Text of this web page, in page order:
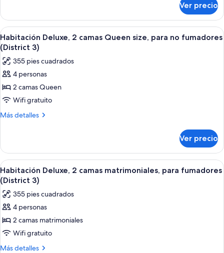
para
no
fumadores
(District
3)
Deluxe,
camas
matrimoniales,
para
no
fumadores
(District
3)
Ver precio
Abrir
todas
las
fotos
de
Habitación
Deluxe,
2
size,
para
no
fumadores
(District
3)
Habitación de hotel con dos camas,
5
Habitación Deluxe, 2 camas Queen size, para no fumadores
(District 3)
355 pies cuadrados
4 personas
2 camas Queen
Wifi gratuito
Más detalles
Más
Deluxe,
camas
Queen
size,
para
no
fumadores
(District
3)
Ver precio
Abrir
todas
las
fotos
de
Habitación
Deluxe,
2
Habitación de hotel con dos camas,
5
Habitación Deluxe, 2 camas matrimoniales, para fumadores
(District 3)
355 pies cuadrados
4 personas
2 camas matrimoniales
Wifi gratuito
Más detalles
Más